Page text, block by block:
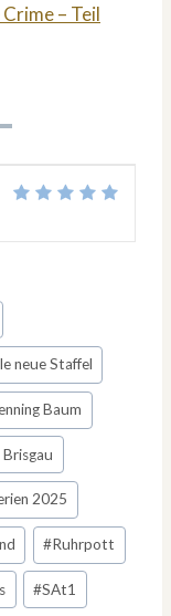
– Teil
neue Staffel
Baum
2025
#Ruhrpott
#SAt1